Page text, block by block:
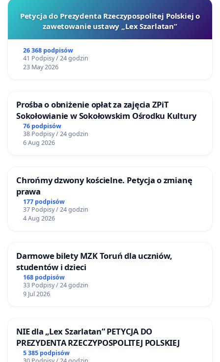
Petycja do Prezydenta Rzeczypospolitej Polskiej o
zawetowanie ustawy „Lex Szarlatan”
26 368 podpisów
41 Podpisy / 24 godzin
23 May 2026
Prośba o obniżenie opłat za zajęcia ZPiT
Sokołowianie w Sokołowskim Ośrodku Kultury
76 podpisów
38 Podpisy / 24 godzin
6 Aug 2026
Chrońmy dzwony kościelne. Petycja o zmianę
prawa
177 podpisów
37 Podpisy / 24 godzin
4 Aug 2026
Darmowe bilety MZK Toruń dla uczniów,
studentów i dzieci
168 podpisów
33 Podpisy / 24 godzin
9 Jul 2026
NIE dla „Lex Szarlatan” PETYCJA DO
PREZYDENTA RZECZYPOSPOLITEJ POLSKIEJ
5 385 podpisów